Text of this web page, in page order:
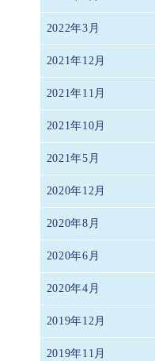
2022年3月
2021年12月
2021年11月
2021年10月
2021年5月
2020年12月
2020年8月
2020年6月
2020年4月
2019年12月
2019年11月